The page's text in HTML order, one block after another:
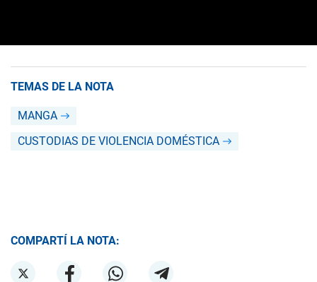
TEMAS DE LA NOTA
MANGA
CUSTODIAS DE VIOLENCIA DOMÉSTICA
COMPARTÍ LA NOTA: